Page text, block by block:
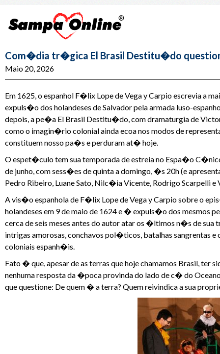
Com�dia tr�gica El Brasil Destitu�do
Maio 20, 2026
Em 1625, o espanhol F�lix Lope de Vega y Carpio escrevia a
expuls�o dos holandeses de Salvador pela armada luso-
depois, a pe�a El Brasil Destitu�do, com dramaturgia de
como o imagin�rio colonial ainda ecoa nos modos de
constituem nosso pa�s e perduram at� hoje.
O espet�culo tem sua temporada de estreia no Espa�o
de junho, com sess�es de quinta a domingo, �s 20h (e
Pedro Ribeiro, Luane Sato, Nilc�ia Vicente, Rodrigo Scarpelli
A vis�o espanhola de F�lix Lope de Vega y Carpio sobre o
holandeses em 9 de maio de 1624 e � expuls�o dos mesmos
cerca de seis meses antes do autor atar os �ltimos n�s de
intrigas amorosas, conchavos pol�ticos, batalhas sangrentas
coloniais espanh�is.
Fato � que, apesar de as terras que hoje chamamos Brasil,
nenhuma resposta da �poca provinda do lado de c� do
que questione: De quem � a terra? Quem reivindica a sua